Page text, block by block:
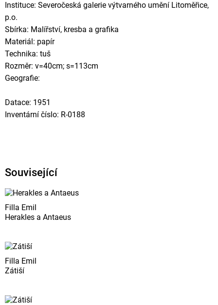
Instituce: Severočeská galerie výtvarného umění Litoměřice,
p.o.
Sbírka: Malířství, kresba a grafika
Materiál: papír
Technika: tuš
Rozměr: v=40cm; s=113cm
Geografie:
Datace: 1951
Inventární číslo: R-0188
Související
Filla Emil
Herakles a Antaeus
Filla Emil
Zátiší